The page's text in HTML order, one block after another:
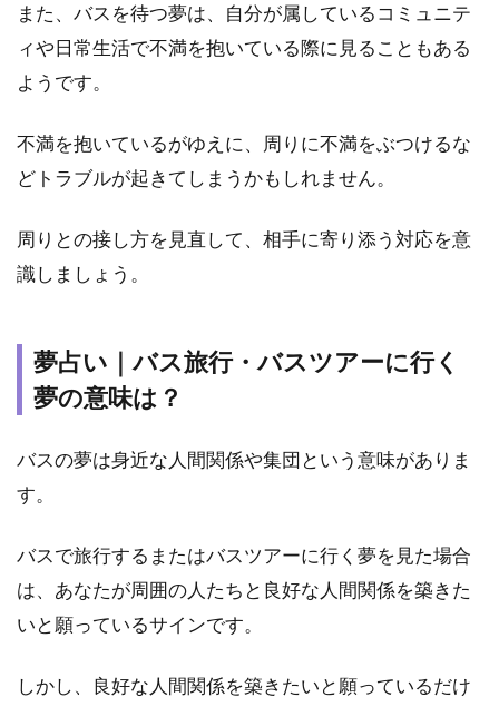
乗る
夢
4.5
い｜
知ら
ない
に乗
る夢
スの
種類
別】
示す
セー
5.1
夢占
い｜
夜行
の夢
また、バスを待つ夢は、自分が属しているコミュニテ
ィや日常生活で不満を抱いている際に見ることもある
ようです。
不満を抱いているがゆえに、周りに不満をぶつけるな
どトラブルが起きてしまうかもしれません。
周りとの接し方を見直して、相手に寄り添う対応を意
識しましょう。
夢占い｜バス旅行・バスツアーに行く
夢の意味は？
バスの夢は身近な人間関係や集団という意味がありま
す。
バスで旅行するまたはバスツアーに行く夢を見た場合
は、あなたが周囲の人たちと良好な人間関係を築きた
いと願っているサインです。
しかし、良好な人間関係を築きたいと願っているだけ